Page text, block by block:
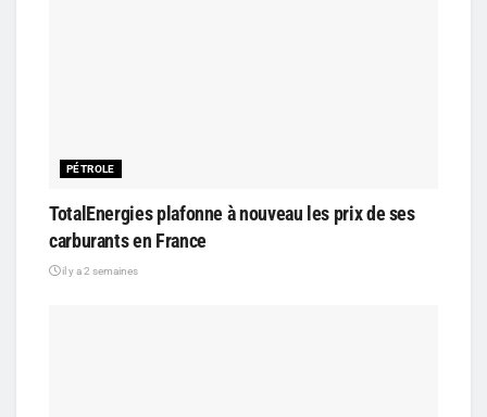
PÉTROLE
TotalEnergies plafonne à nouveau les prix de ses
carburants en France
il y a 2 semaines